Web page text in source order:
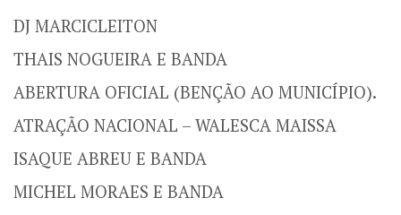
DJ MARCICLEITON
THAIS NOGUEIRA E BANDA
ABERTURA OFICIAL (BENÇÃO AO MUNICÍPIO).
ATRAÇÃO NACIONAL – WALESCA MAISSA
ISAQUE ABREU E BANDA
MICHEL MORAES E BANDA